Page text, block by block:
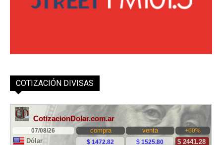
COTIZACIÓN DIVISAS